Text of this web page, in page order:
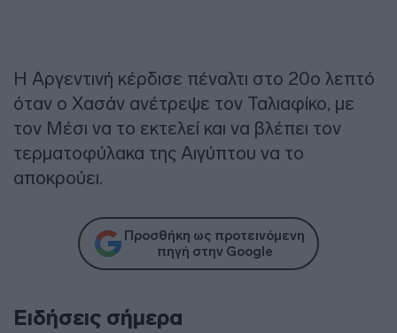
Η Αργεντινή κέρδισε πέναλτι στο 20ο λεπτό
όταν ο Χασάν ανέτρεψε τον Ταλιαφίκο, με
τον Μέσι να το εκτελεί και να βλέπει τον
τερματοφύλακα της Αιγύπτου να το
αποκρούει.
Προσθήκη ως προτεινόμενη
πηγή στην Google
Ειδήσεις σήμερα